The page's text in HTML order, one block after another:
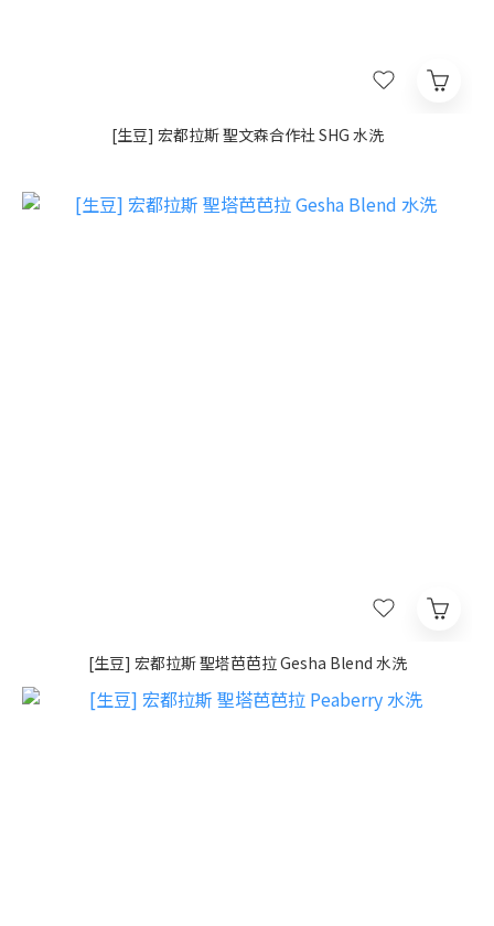
[生豆] 宏都拉斯 聖文森合作社 SHG 水洗
[生豆] 宏都拉斯 聖塔芭芭拉 Gesha Blend 水洗